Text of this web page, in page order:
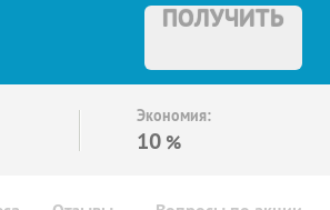
ПОЛУЧИТЬ
Экономия:
10 %